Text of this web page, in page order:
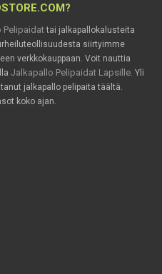
Pelipaidattai jalkapallokalusteita
siirtyimme
verkkokauppaan. Voit nauttia
Jalkapallo Pelipaidat Lapsille . Yli
jalkapallo pelipaita täältä.
koko ajan.